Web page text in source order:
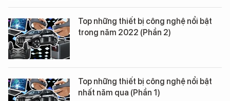
Top những thiết bị công nghệ nổi bật
trong năm 2022 (Phần 2)
Top những thiết bị công nghệ nổi bật
nhất năm qua (Phần 1)